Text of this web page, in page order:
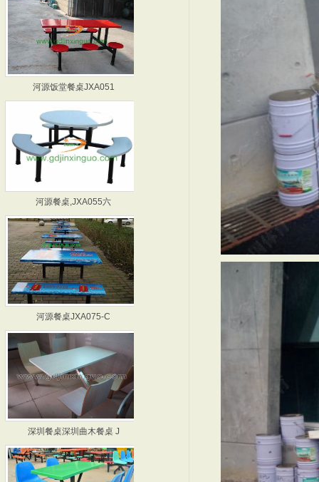
河源饭堂餐桌JXA051 深圳饭堂餐桌JXA054
河源餐桌,JXA055六
河源餐桌JXA075-C
深圳餐桌深圳曲木餐桌 J 惠州餐桌 JXA099